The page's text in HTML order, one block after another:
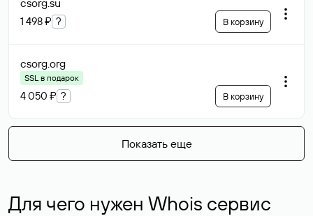
csorg.su
1 498 ₽ ? В корзину
csorg.org
SSL в подарок
4 050 ₽ ? В корзину
Показать еще
Для чего нужен Whois сервис